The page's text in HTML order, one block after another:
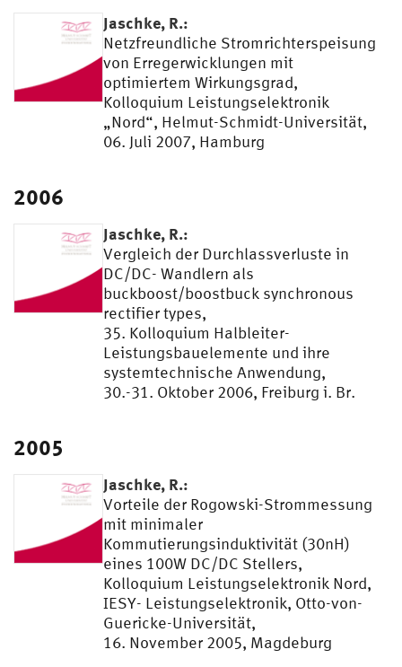
Jaschke, R.:
Netzfreundliche Stromrichterspeisung
von Erregerwicklungen mit
optimiertem Wirkungsgrad,
Kolloquium Leistungselektronik
„Nord“, Helmut-Schmidt-Universität,
06. Juli 2007, Hamburg
2006
Jaschke, R.:
Vergleich der Durchlassverluste in
DC/DC- Wandlern als
buckboost/boostbuck synchronous
rectifier types,
35. Kolloquium Halbleiter-
Leistungsbauelemente und ihre
systemtechnische Anwendung,
30.-31. Oktober 2006, Freiburg i. Br.
2005
Jaschke, R.:
Vorteile der Rogowski-Strommessung
mit minimaler
Kommutierungsinduktivität (30nH)
eines 100W DC/DC Stellers,
Kolloquium Leistungselektronik Nord,
IESY- Leistungselektronik, Otto-von-
Guericke-Universität,
16. November 2005, Magdeburg